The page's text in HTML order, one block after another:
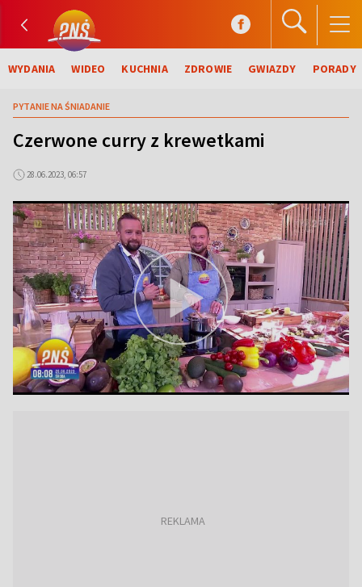
WYDANIA WIDEO KUCHNIA ZDROWIE GWIAZDY PORADY
PYTANIE NA ŚNIADANIE
Czerwone curry z krewetkami
28.06.2023, 06:57